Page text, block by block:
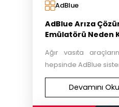
AdBlue
AdBlue Arıza
Emülatörü Neden
Ağır vasıta
hepsinde AdBlue
Devamını Oku